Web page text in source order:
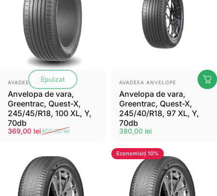
Epuizat
Furnizor:
AVADEEA ANVELOPE
Anvelopa de vara,
Greentrac, Quest-X,
245/45/R18, 100 XL, Y,
70db
Pret de vanzare
369,00 lei
Preț normal400,00 lei
Furnizor:
AVADEEA ANVELOPE
Anvelopa de vara,
Greentrac, Quest-X,
245/40/R18, 97 XL, Y,
70db
380,00 lei
Economisiți 10%